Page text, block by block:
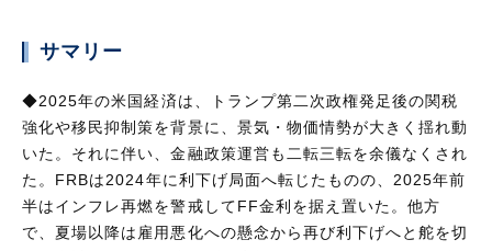
サマリー
◆2025年の米国経済は、トランプ第二次政権発足後の関税
強化や移民抑制策を背景に、景気・物価情勢が大きく揺れ動
いた。それに伴い、金融政策運営も二転三転を余儀なくされ
た。FRBは2024年に利下げ局面へ転じたものの、2025年前
半はインフレ再燃を警戒してFF金利を据え置いた。他方
で、夏場以降は雇用悪化への懸念から再び利下げへと舵を切